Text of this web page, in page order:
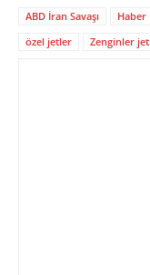
ABD İran Savaşı Haber
özel jetler
Zenginler jet